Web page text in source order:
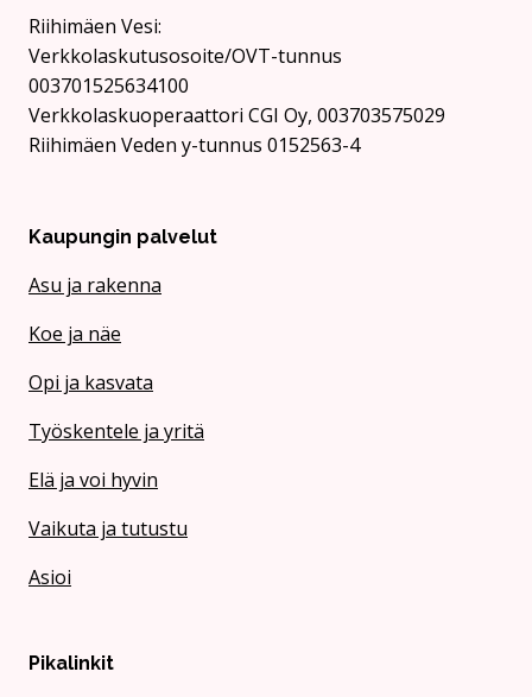
Rii­hi­mäen Vesi:
Verkkolaskutusosoite/OVT-tunnus
003701525634100
Verkkolaskuoperaattori CGI Oy, 003703575029
Riihimäen Veden y-tunnus 0152563-4
Kaupungin palvelut
Asu ja rakenna
Koe ja näe
Opi ja kasvata
Työskentele ja yritä
Elä ja voi hyvin
Vaikuta ja tutustu
Asioi
Pikalinkit